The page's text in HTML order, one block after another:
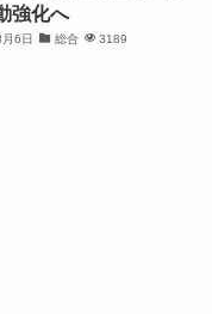
強化へ
6日 総合 3189